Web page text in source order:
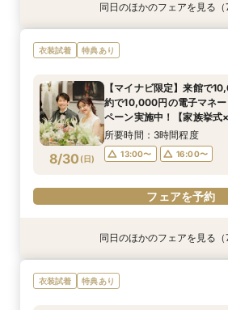
特典あり
8/29(土)
【マイナビ限定】【パパマ
婚＆パパ・ママ婚相談会
13:05〜 16:00〜
フェアを予約
特典あり
8/29(土)
【マイナビ限定】【挙式＋
見！】アットホームパーティ
13:00〜 16:00〜
フェアを予約
特典あり
8/29(土)
【マイナビ限定】【3カ月
挙式】温もりチャペル×選べ
13:00〜 16:00〜
フェアを予約
特典あり
8/29(土)
【マイナビ限定】先輩花
式後の帰国後パーティ－相
13:00〜 16:00〜
フェアを予約
特典あり
8/29(土)
【マイナビ限定】衣装サロ
ランドドレスも！【衣装特
13:00〜 16:00〜
フェアを予約
特典あり
8/29(土)
☆マイナビ限定☆【限定10
族と過ごす挙式会食×自然光
10:00〜
13:00〜
16:00〜
フェアを予約
特典あり
8/29(土)
【マイナビ限定】来館で
約で10,000円の電子マネー
ル】はじめて相談会【1日
所要時間：3時間程度
13:00〜 16:00〜
フェアを予約
同日のほかのフェアを見る（
衣装試着 特典あり
8/30 (日)
【マイナビ限定】来館で
約で10,000円の電子マネ
ペーン実施中！【家族挙式
ル】はじめて相談会【1日で
所要時間：3時間程度
13:00〜 16:00〜
フェアを予約
特典あり
【マイナビ限定】【パパマ
婚＆パパ・ママ婚相談会
特典あり
【マイナビ限定】【挙式＋
見！】アットホームパーティ
特典あり
【マイナビ限定】【3カ月
挙式】温もりチャペル×選べ
特典あり
【マイナビ限定】先輩花
式後の帰国後パーティ－相
特典あり
【マイナビ限定】衣装サロ
ランドドレスも！【衣装特
特典あり
☆マイナビ限定☆【少人数
アリーホテルで叶う憧れの
衣装試着 特典あり
◇豪華特典×2万円試食◇【
ジュアリーホテルで叶う家
同日のほかのフェアを見る（
衣装試着 特典あり